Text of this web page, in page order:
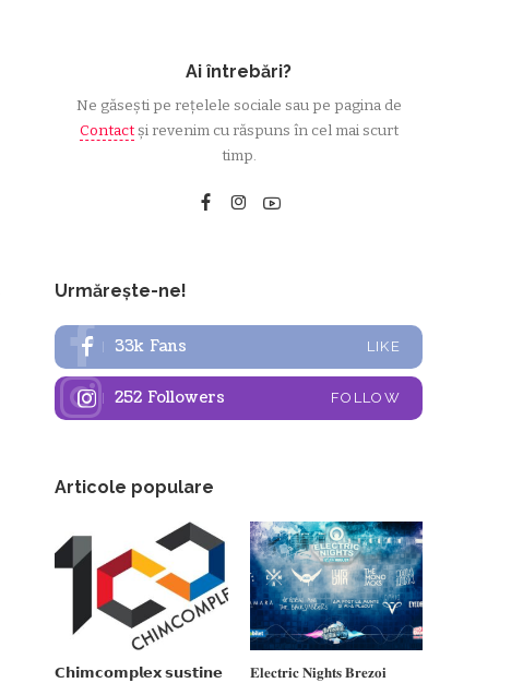
Ai întrebări?
Ne găsești pe rețelele sociale sau pe pagina de
Contactși revenim cu răspuns în cel mai scurt
timp.
Urmărește-ne!
33k Fans LIKE
252 Followers FOLLOW
Articole populare
𝗖𝗵𝗶𝗺𝗰𝗼𝗺𝗽𝗹𝗲𝘅 𝘀𝘂𝘀𝘁𝗶𝗻𝗲
𝐄𝐥𝐞𝐜𝐭𝐫𝐢𝐜 𝐍𝐢𝐠𝐡𝐭𝐬 𝐁𝐫𝐞𝐳𝐨𝐢